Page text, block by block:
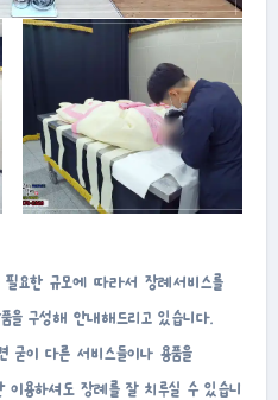
요한 규모에 따라서 장례서비스를
을 구성해 안내해드리고 있습니다.
굳이 다른 서비스들이나 용품을
이용하셔도 장례를 잘 치루실 수 있습니